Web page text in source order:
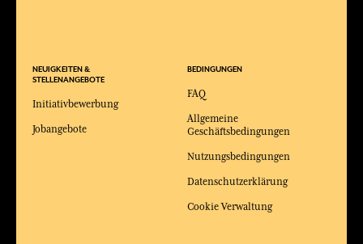
BEDINGUNGEN
FAQ
Allgemeine
Geschäftsbedingungen
Nutzungsbedingungen
Datenschutzerklärung
Cookie Verwaltung
NEUIGKEITEN &
STELLENANGEBOTE
Initiativbewerbung
Jobangebote